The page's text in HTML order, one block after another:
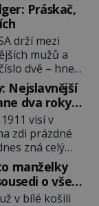
Práskač,
drží mezi
mužů a
dvě – hned
(1957–
Bulger
ze spoluúčasti
a lichvy. A
je ještě
neváhá
práskače,
Nejslavnější
dva roky
visí v
zdi prázdné
zná celý
si nikdo
že
manželky
o všem
v bílé košili